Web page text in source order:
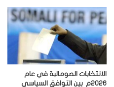
الانتخابات الصومالية في عام
2026م بين التوافق السياسي